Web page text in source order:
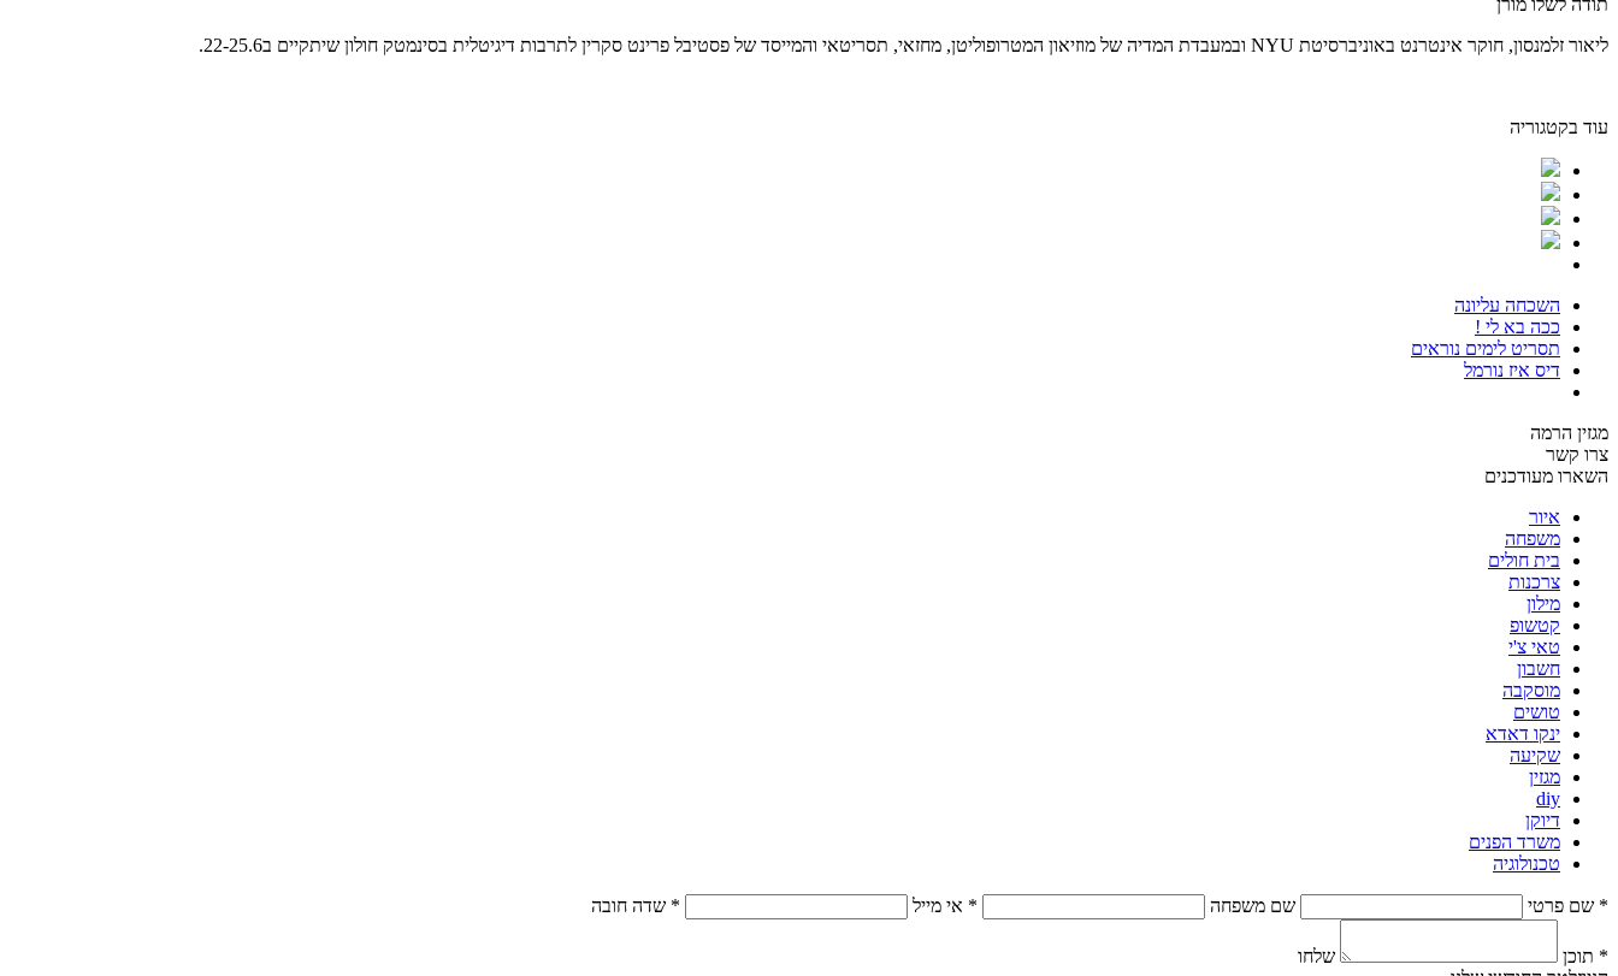
תודה לשלו מורן
ליאור זלמנסון, חוקר אינטרנט באוניברסיטת NYU ובמעבדת המדיה של מוזיאון המטרופוליטן, מחזאי, תסריטאי והמייסד של פסטיבל פרינט סקרין לתרבות דיגיטלית בסינמטק חולון שיתקיים ב22-25.6.
עוד בקטגוריה
השכחה עליונה
ככה בא לי !
תסריט לימים נוראים
דיס איז נורמל
מגזין הרמה
צרו קשר
השארו מעודכנים
איור
משפחה
בית חולים
צרכנות
מילון
קטשופ
טאי צ'י
חשבון
מוסקבה
טושים
ינקו דאדא
שקיעה
מגזין
diy
דיוקן
משרד הפנים
טכנולוגיה
* שם פרטי שם משפחה * אי מייל * שדה חובה
* תוכן
שלחו